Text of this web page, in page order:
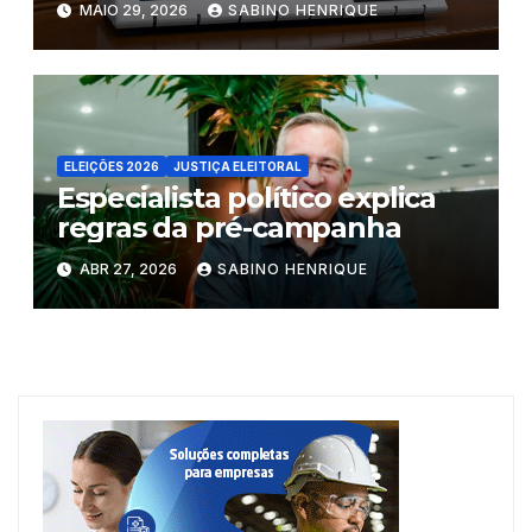
MAIO 29, 2026 SABINO HENRIQUE
ELEIÇÕES 2026 JUSTIÇA ELEITORAL
Especialista político explica
regras da pré-campanha
ABR 27, 2026 SABINO HENRIQUE